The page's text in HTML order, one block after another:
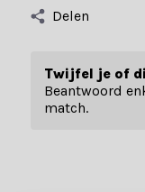
Delen
Twijfel je of
Beantwoord
match.